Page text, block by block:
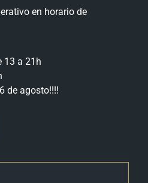
en horario de
13 a 21h
de agosto!!!!